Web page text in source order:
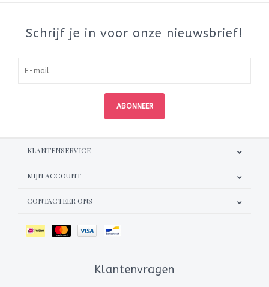
Schrijf je in voor onze nieuwsbrief!
ABONNEER
KLANTENSERVICE
MIJN ACCOUNT
CONTACTEER ONS
Klantenvragen